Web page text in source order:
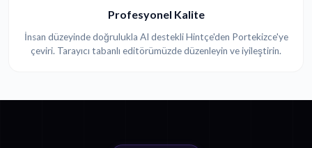
Profesyonel Kalite
İnsan düzeyinde doğrulukla AI destekli Hintçe'den Portekizce'ye
çeviri. Tarayıcı tabanlı editörümüzde düzenleyin ve iyileştirin.